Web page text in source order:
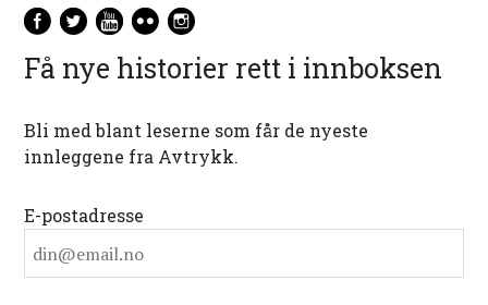
Få nye historier rett i innboksen
Bli med blant leserne som får de nyeste
innleggene fra Avtrykk.
E-postadresse